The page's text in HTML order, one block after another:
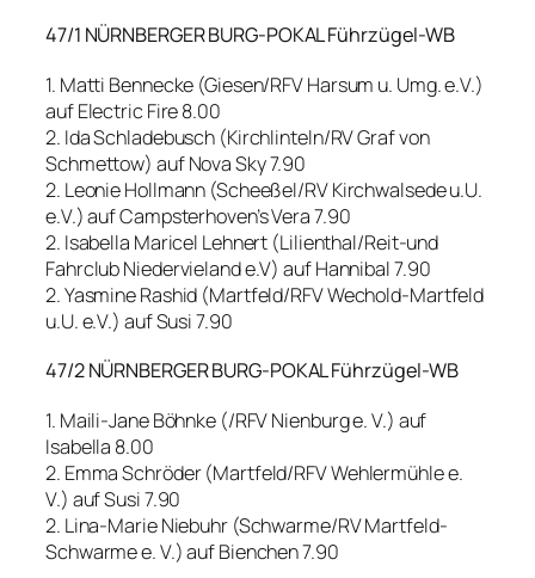
47/1 NÜRNBERGER BURG-POKAL Führzügel-WB
1. Matti Bennecke (Giesen/RFV Harsum u. Umg. e.V.)
auf Electric Fire 8.00
2. Ida Schladebusch (Kirchlinteln/RV Graf von
Schmettow) auf Nova Sky 7.90
2. Leonie Hollmann (Scheeßel/RV Kirchwalsede u.U.
e.V.) auf Campsterhoven’s Vera 7.90
2. Isabella Maricel Lehnert (Lilienthal/Reit-und
Fahrclub Niedervieland e.V) auf Hannibal 7.90
2. Yasmine Rashid (Martfeld/RFV Wechold-Martfeld
u.U. e.V.) auf Susi 7.90
47/2 NÜRNBERGER BURG-POKAL Führzügel-WB
1. Maili-Jane Böhnke (/RFV Nienburg e. V.) auf
Isabella 8.00
2. Emma Schröder (Martfeld/RFV Wehlermühle e.
V.) auf Susi 7.90
2. Lina-Marie Niebuhr (Schwarme/RV Martfeld-
Schwarme e. V.) auf Bienchen 7.90